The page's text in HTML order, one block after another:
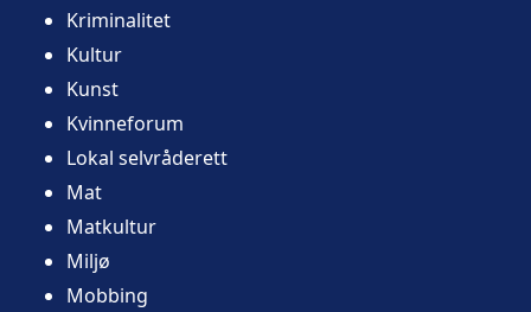
Kriminalitet
Kultur
Kunst
Kvinneforum
Lokal selvråderett
Mat
Matkultur
Miljø
Mobbing